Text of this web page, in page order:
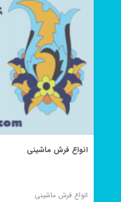
انواع فرش ماشینی
انواع فرش ماشینی